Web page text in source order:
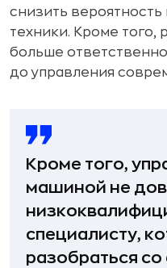
снизить
техники. Кроме того,
больше
до управления
Кроме того,
машиной не
специалисту,
разобраться